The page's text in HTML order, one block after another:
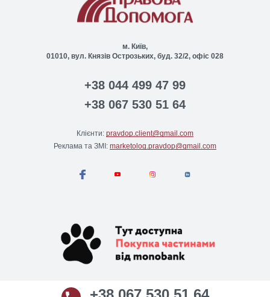
м. Київ,
01010, вул. Князів Острозьких, буд. 32/2, офіс 028
+38 044 499 47 99
+38 067 530 51 64
Клієнти: pravdop.client@gmail.com
Реклама та ЗМІ: marketolog.pravdop@gmail.com